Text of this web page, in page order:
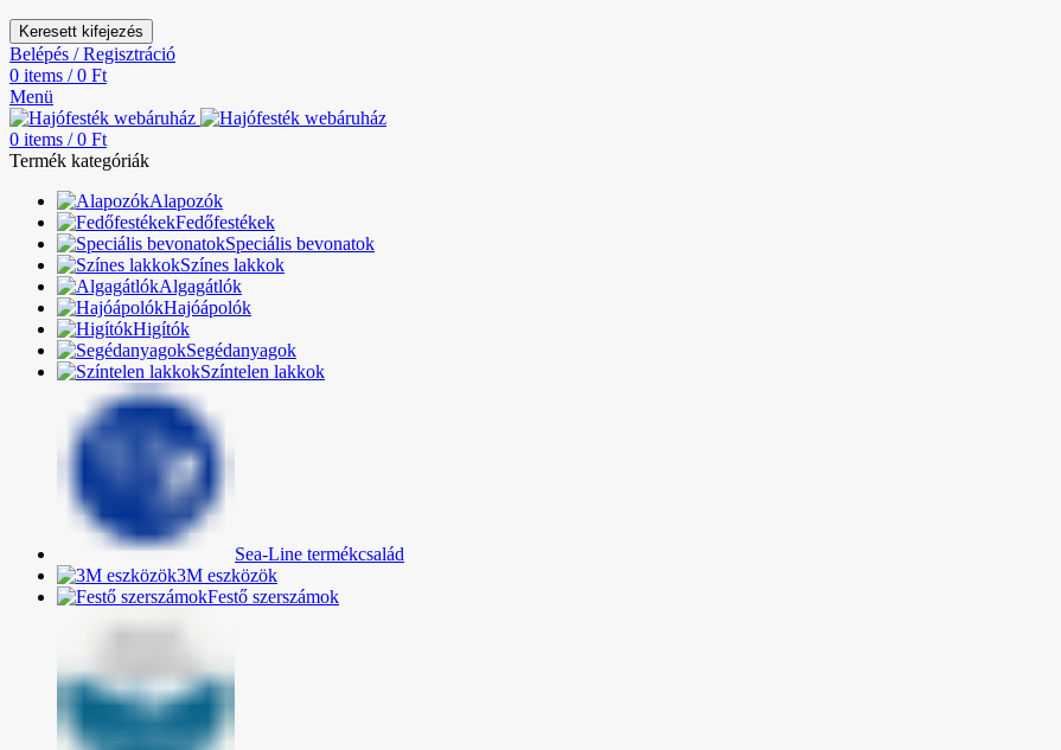
Keresett kifejezés
Belépés / Regisztráció
0 items / 0 Ft
Menü
0 items / 0 Ft
Termék kategóriák
Alapozók
Fedőfestékek
Speciális bevonatok
Színes lakkok
Algagátlók
Hajóápolók
Higítók
Segédanyagok
Színtelen lakkok
Sea-Line termékcsalád
3M eszközök
Festő szerszámok